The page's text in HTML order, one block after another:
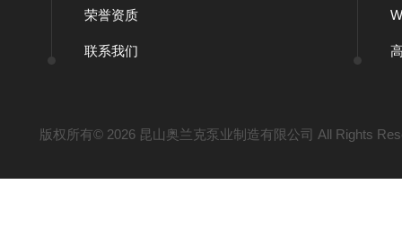
荣誉资质
联系我们
版权所有© 2026 昆山奥兰克泵业制造有限公司 All Rights